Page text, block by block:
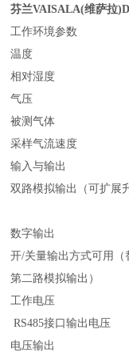
芬兰VAISALA(维萨拉
工作环境参数
温度
相对湿度
气压
被测气体
采样气流速度
输入与输出
双路模拟输出（可扩展
数字输出
开/关量输出方式可用（
第二路模拟输出）
工作电压
RS485接口输出电压
电压输出